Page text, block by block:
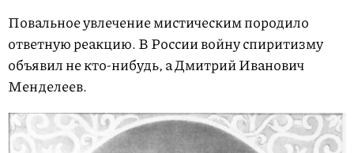
Повальное увлечение мистическим породило
ответную реакцию. В России войну спиритизму
объявил не кто-нибудь, а Дмитрий Иванович
Менделеев.